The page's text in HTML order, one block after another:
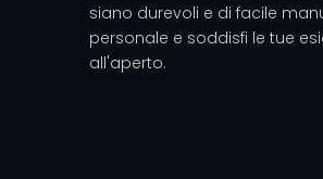
siano durevoli e di facile
personale e soddisfi le tue
all'aperto.